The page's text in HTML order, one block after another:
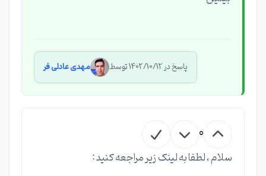
پاسخ در 1402/10/12 توسط مهدی عادلی فر
0
سلام ، لطفا به لینک زیر مراجعه کنید :